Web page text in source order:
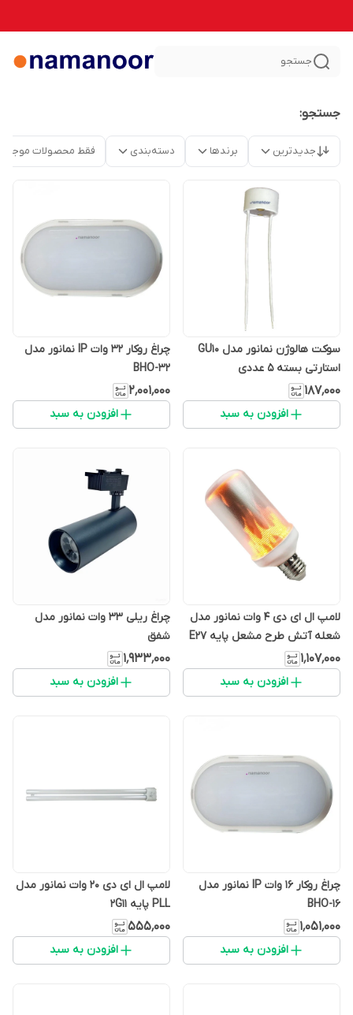
جستجو
جستجو:
جدیدترین برندها دسته‌بندی فقط محصولات موجود
سوکت هالوژن نمانور مدل GU10
استارتی بسته 5 عددی
۱۸۷٬۰۰۰
افزودن به سبد
چراغ روکار 32 وات IP نمانور مدل
BHO-32
۲٬۰۰۱٬۰۰۰
افزودن به سبد
لامپ ال ای دی 4 وات نمانور مدل
شعله آتش طرح مشعل پایه E27
۱٬۱۰۷٬۰۰۰
افزودن به سبد
چراغ ریلی 33 وات نمانور مدل
شفق
۱٬۹۳۳٬۰۰۰
افزودن به سبد
چراغ روکار 16 وات IP نمانور مدل
BHO-16
۱٬۰۵۱٬۰۰۰
افزودن به سبد
لامپ ال ای دی 20 وات نمانور مدل
PLL پایه 2G11
۵۵۵٬۰۰۰
افزودن به سبد